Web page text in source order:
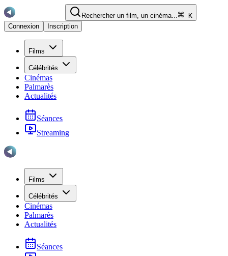
Rechercher un film, un cinéma...
K
Connexion
Inscription
Films
Célébrités
Cinémas
Palmarès
Actualités
Séances
Streaming
Films
Célébrités
Cinémas
Palmarès
Actualités
Séances